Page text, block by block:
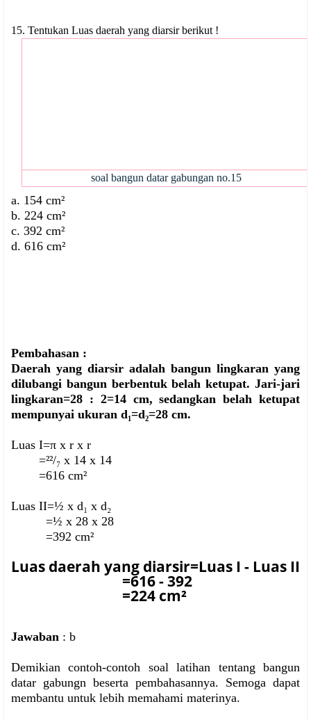
15. Tentukan Luas daerah yang diarsir berikut !
soal bangun datar gabungan no.15
a. 154 cm²
b. 224 cm²
c. 392 cm²
d. 616 cm²
Pembahasan :
Daerah yang diarsir adalah bangun lingkaran yang
dilubangi bangun berbentuk belah ketupat. Jari-jari
lingkaran=28 : 2=14 cm, sedangkan belah ketupat
mempunyai ukuran d₁=d₂=28 cm.
Luas I=π x r x r
=²²/₇ x 14 x 14
=616 cm²
Luas II=½ x d₁ x d₂
=½ x 28 x 28
=392 cm²
Luas daerah yang diarsir=Luas I - Luas II
=616 - 392
=224 cm²
Jawaban : b
Demikian contoh-contoh soal latihan tentang bangun
datar gabungn beserta pembahasannya. Semoga dapat
membantu untuk lebih memahami materinya.